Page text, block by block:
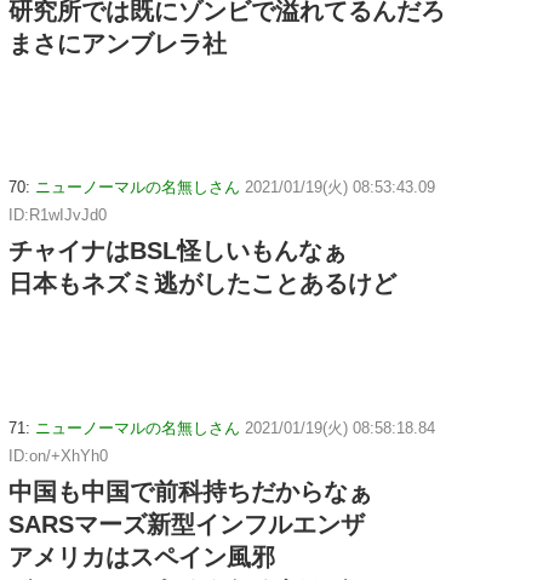
研究所では既にゾンビで溢れてるんだろ
まさにアンブレラ社
70: ニューノーマルの名無しさん 2021/01/19(火) 08:53:43.09
ID:R1wIJvJd0
チャイナはBSL怪しいもんなぁ
日本もネズミ逃がしたことあるけど
71: ニューノーマルの名無しさん 2021/01/19(火) 08:58:18.84
ID:on/+XhYh0
中国も中国で前科持ちだからなぁ
SARSマーズ新型インフルエンザ
アメリカはスペイン風邪